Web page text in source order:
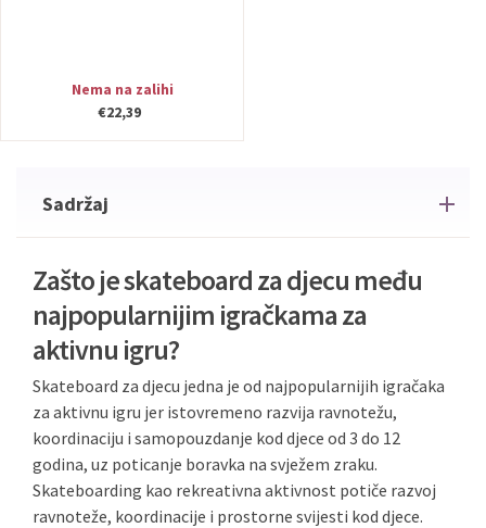
Nema na zalihi
€22,39
Sadržaj
Zašto je skateboard za djecu među
najpopularnijim igračkama za
aktivnu igru?
Skateboard za djecu jedna je od najpopularnijih igračaka
za aktivnu igru jer istovremeno razvija ravnotežu,
koordinaciju i samopouzdanje kod djece od 3 do 12
godina, uz poticanje boravka na svježem zraku.
Skateboarding kao rekreativna aktivnost potiče razvoj
ravnoteže, koordinacije i prostorne svijesti kod djece.